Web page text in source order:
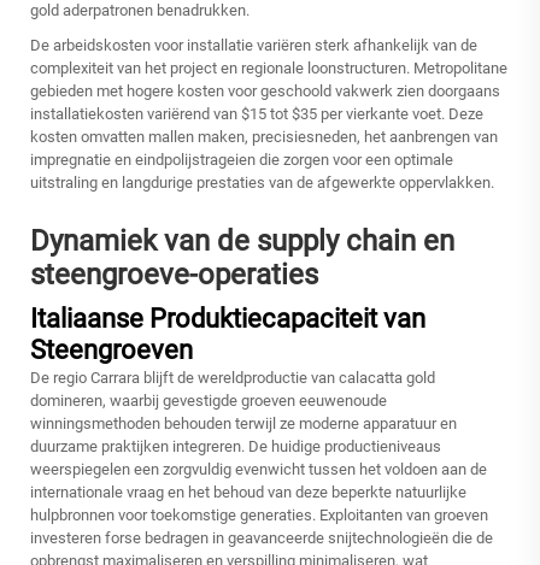
gold aderpatronen benadrukken.
De arbeidskosten voor installatie variëren sterk afhankelijk van de
complexiteit van het project en regionale loonstructuren. Metropolitane
gebieden met hogere kosten voor geschoold vakwerk zien doorgaans
installatiekosten variërend van $15 tot $35 per vierkante voet. Deze
kosten omvatten mallen maken, precisiesneden, het aanbrengen van
impregnatie en eindpolijstrageien die zorgen voor een optimale
uitstraling en langdurige prestaties van de afgewerkte oppervlakken.
Dynamiek van de supply chain en
steengroeve-operaties
Italiaanse Produktiecapaciteit van
Steengroeven
De regio Carrara blijft de wereldproductie van calacatta gold
domineren, waarbij gevestigde groeven eeuwenoude
winningsmethoden behouden terwijl ze moderne apparatuur en
duurzame praktijken integreren. De huidige productieniveaus
weerspiegelen een zorgvuldig evenwicht tussen het voldoen aan de
internationale vraag en het behoud van deze beperkte natuurlijke
hulpbronnen voor toekomstige generaties. Exploitanten van groeven
investeren forse bedragen in geavanceerde snijtechnologieën die de
opbrengst maximaliseren en verspilling minimaliseren, wat